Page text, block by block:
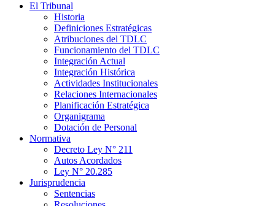
El Tribunal
Historia
Definiciones Estratégicas
Atribuciones del TDLC
Funcionamiento del TDLC
Integración Actual
Integración Histórica
Actividades Institucionales
Relaciones Internacionales
Planificación Estratégica
Organigrama
Dotación de Personal
Normativa
Decreto Ley N° 211
Autos Acordados
Ley N° 20.285
Jurisprudencia
Sentencias